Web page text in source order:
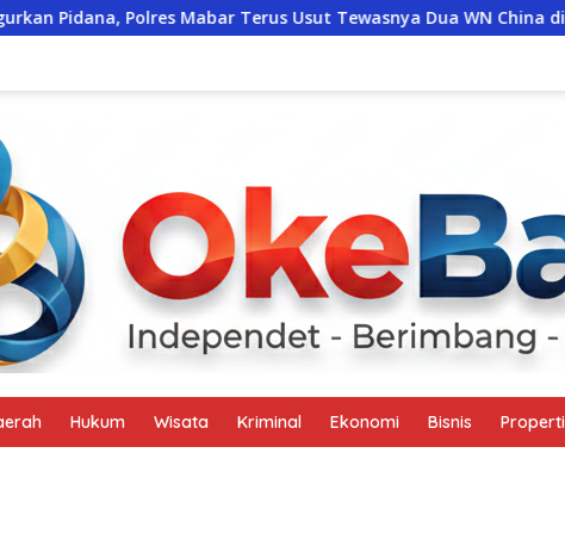
Polres Mabar Terus Usut Tewasnya Dua WN China di Pulau Kelor
Hukum Wisata Kriminal Ekonomi Bisnis Properti